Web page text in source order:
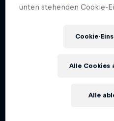
Level Up! Mit den neuesten Games,
unten stehenden Cookie-
Cookie-
Alle
Alle Cookies